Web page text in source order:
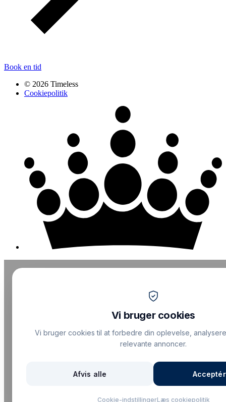
Book en tid
© 2026 Timeless
Cookiepolitik